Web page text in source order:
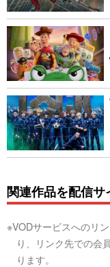
関連作品を配信サ
※VODサービスへのリ
り、リンク先での会
ります。